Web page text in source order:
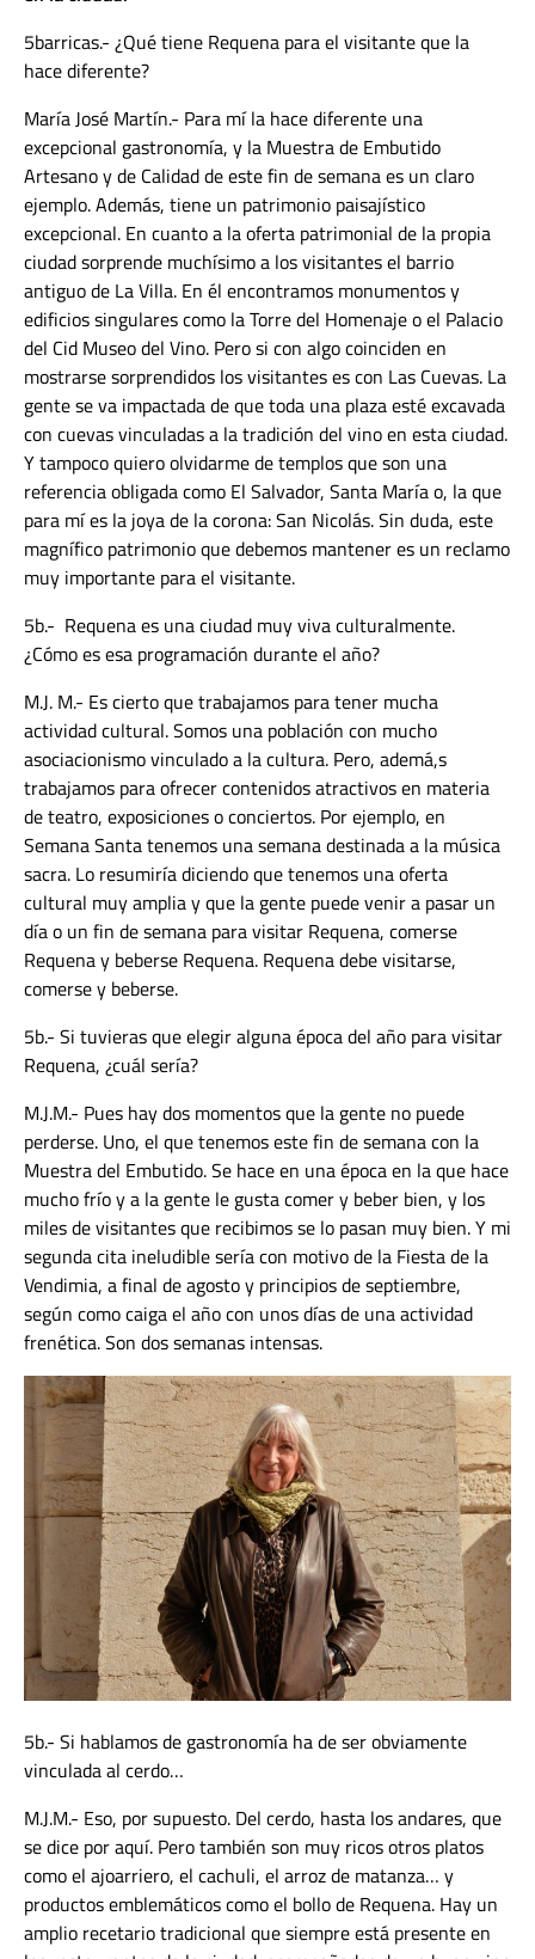
5barricas.- ¿Qué tiene Requena para el visitante que la
hace diferente?
María José Martín.- Para mí la hace diferente una
excepcional gastronomía, y la Muestra de Embutido
Artesano y de Calidad de este fin de semana es un claro
ejemplo. Además, tiene un patrimonio paisajístico
excepcional. En cuanto a la oferta patrimonial de la propia
ciudad sorprende muchísimo a los visitantes el barrio
antiguo de La Villa. En él encontramos monumentos y
edificios singulares como la Torre del Homenaje o el Palacio
del Cid Museo del Vino. Pero si con algo coinciden en
mostrarse sorprendidos los visitantes es con Las Cuevas. La
gente se va impactada de que toda una plaza esté excavada
con cuevas vinculadas a la tradición del vino en esta ciudad.
Y tampoco quiero olvidarme de templos que son una
referencia obligada como El Salvador, Santa María o, la que
para mí es la joya de la corona: San Nicolás. Sin duda, este
magnífico patrimonio que debemos mantener es un reclamo
muy importante para el visitante.
5b.- Requena es una ciudad muy viva culturalmente.
¿Cómo es esa programación durante el año?
M.J. M.- Es cierto que trabajamos para tener mucha
actividad cultural. Somos una población con mucho
asociacionismo vinculado a la cultura. Pero, ademá,s
trabajamos para ofrecer contenidos atractivos en materia
de teatro, exposiciones o conciertos. Por ejemplo, en
Semana Santa tenemos una semana destinada a la música
sacra. Lo resumiría diciendo que tenemos una oferta
cultural muy amplia y que la gente puede venir a pasar un
día o un fin de semana para visitar Requena, comerse
Requena y beberse Requena. Requena debe visitarse,
comerse y beberse.
5b.- Si tuvieras que elegir alguna época del año para visitar
Requena, ¿cuál sería?
M.J.M.- Pues hay dos momentos que la gente no puede
perderse. Uno, el que tenemos este fin de semana con la
Muestra del Embutido. Se hace en una época en la que hace
mucho frío y a la gente le gusta comer y beber bien, y los
miles de visitantes que recibimos se lo pasan muy bien. Y mi
segunda cita ineludible sería con motivo de la Fiesta de la
Vendimia, a final de agosto y principios de septiembre,
según como caiga el año con unos días de una actividad
frenética. Son dos semanas intensas.
5b.- Si hablamos de gastronomía ha de ser obviamente
vinculada al cerdo…
M.J.M.- Eso, por supuesto. Del cerdo, hasta los andares, que
se dice por aquí. Pero también son muy ricos otros platos
como el ajoarriero, el cachuli, el arroz de matanza… y
productos emblemáticos como el bollo de Requena. Hay un
amplio recetario tradicional que siempre está presente en